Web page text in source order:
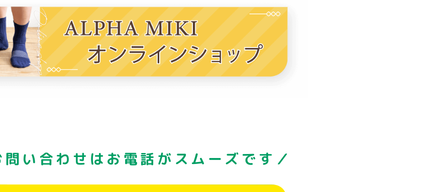
い合わせはお電話がスムーズです／